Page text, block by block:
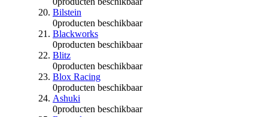
Bilstein
0producten beschikbaar
Blackworks
0producten beschikbaar
Blitz
0producten beschikbaar
Blox Racing
0producten beschikbaar
Ashuki
0producten beschikbaar